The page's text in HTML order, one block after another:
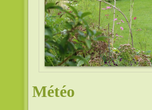
Météo